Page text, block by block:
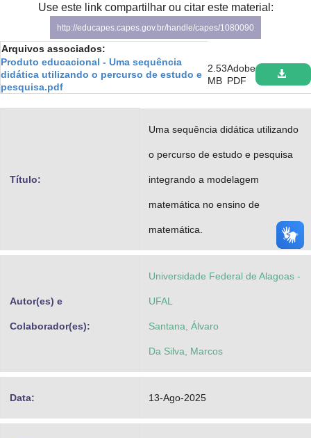
Gabinete de Segurança Institucional
Banco Central do Brasil
Planalto
Use este link compartilhar ou citar este material:
http://educapes.capes.gov.br/handle/capes/1080090
Arquivos associados:
Produto educacional - Uma sequência
didática utilizando o percurso de estudo e
pesquisa.pdf
2.53
MB
Adobe
PDF
Título:
Uma sequência didática utilizando
o percurso de estudo e pesquisa
integrando a modelagem
matemática no ensino de
matemática.
Autor(es) e
Colaborador(es):
Universidade Federal de Alagoas -
UFAL
Santana, Álvaro
Da Silva, Marcos
Data: 13-Ago-2025